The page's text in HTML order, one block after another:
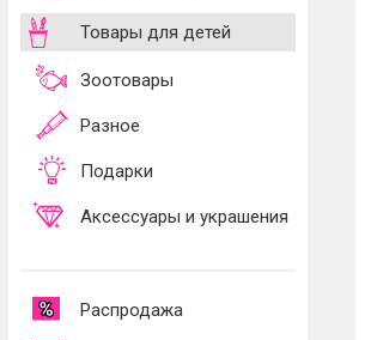
Товары для детей
Зоотовары
Разное
Подарки
Аксессуары и украшения
Распродажа